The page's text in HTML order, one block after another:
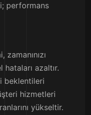
performans
hataları azaltır.
beklentileri
hizmetleri
yükseltir.